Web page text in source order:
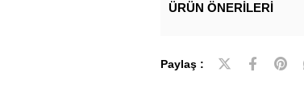
ÜRÜN ÖNERILERI
Paylaş :